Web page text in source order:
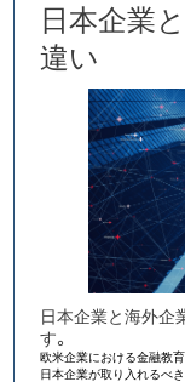
日本企業
違い
日本企業と海外企
す。
欧米企業における金融教
日本企業が取り入れるべ